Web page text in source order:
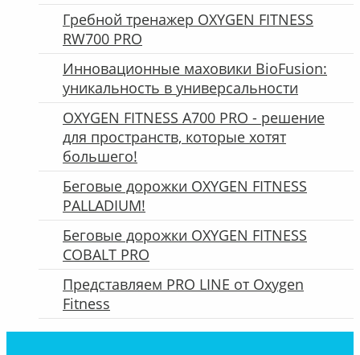
Гребной тренажер OXYGEN FITNESS
RW700 PRO
Инновационные маховики BioFusion:
уникальность в универсальности
OXYGEN FITNESS A700 PRO - решение
для пространств, которые хотят
большего!
Беговые дорожки OXYGEN FITNESS
PALLADIUM!
Беговые дорожки OXYGEN FITNESS
COBALT PRO
Представляем PRO LINE от Oxygen
Fitness